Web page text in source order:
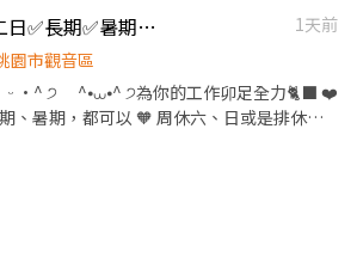
者 📩 應徵方式 請直接私訊
電話 3️⃣ 可配合日期及班別 4️⃣ 工作經歷
優先安排後續大型活動 ➖➖➖『快速
直接投履歷應徵，會有專
對商品數量 ✔ 檢查商品效期 ✔ 協助貨物整
觀音✅供餐✅周休二日✅長期✅暑期✅週領✅日領✅匯款✅現金
1天前
園市觀音區
•^ ੭ ^⦁⩊⦁^ ੭為你的工作卯足全力🐈‍⬛ ❤️
、暑期，都可以 🧡 周休六、日或是排休制